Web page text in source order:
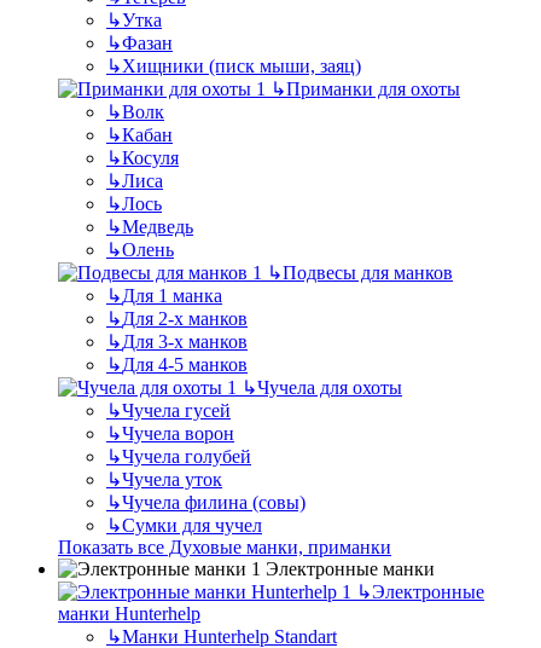
↳Утка
↳Фазан
↳Хищники (писк мыши, заяц)
↳Приманки для охоты
↳Волк
↳Кабан
↳Косуля
↳Лиса
↳Лось
↳Медведь
↳Олень
↳Подвесы для манков
↳Для 1 манка
↳Для 2-х манков
↳Для 3-х манков
↳Для 4-5 манков
↳Чучела для охоты
↳Чучела гусей
↳Чучела ворон
↳Чучела голубей
↳Чучела уток
↳Чучела филина (совы)
↳Сумки для чучел
Показать все Духовые манки, приманки
Электронные манки
↳Электронные
манки Hunterhelp
↳Манки Hunterhelp Standart